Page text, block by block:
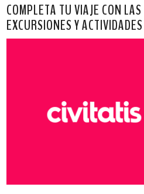
COMPLETA TU VIAJE CON
EXCURSIONES Y ACTIVIDADES